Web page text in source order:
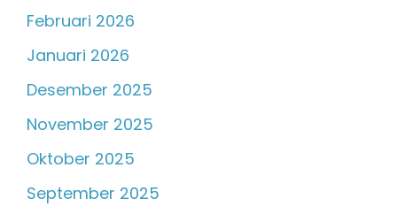
Februari 2026
Januari 2026
Desember 2025
November 2025
Oktober 2025
September 2025